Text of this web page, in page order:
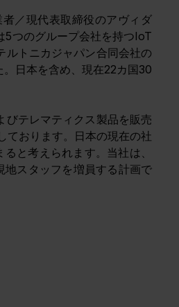
／現代表取締役のアヴィダ
5つのグループ会社を持つIoT
ルトニカジャパン合同会社の
日本を含め、現在22カ国30
びテレマティクス製品を販売
ております。日本の現在の社
と考えられます。当社は、
スタッフを増員する計画で